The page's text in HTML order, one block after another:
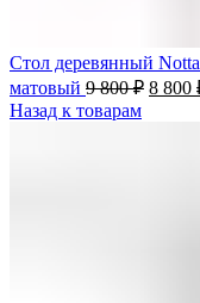
Стол деревянный
матовый 9 800₽ 8 800
Назад к товарам